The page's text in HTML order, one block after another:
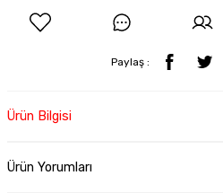
Paylaş :
Ürün Bilgisi
Ürün Yorumları